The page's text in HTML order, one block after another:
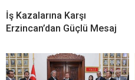
İş Kazalarına Karşı
Erzincan’dan Güçlü Mesaj